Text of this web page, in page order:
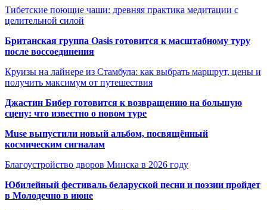
Тибетские поющие чаши: древняя практика медитации с
целительной силой
Британская группа Oasis готовится к масштабному туру
после воссоединения
Круизы на лайнере из Стамбула: как выбрать маршрут, цены и
получить максимум от путешествия
Джастин Бибер готовится к возвращению на большую
сцену: что известно о новом туре
Muse выпустили новый альбом, посвящённый
космическим сигналам
Благоустройство дворов Минска в 2026 году
Юбилейный фестиваль беларуской песни и поэзии пройдет
в Молодечно в июне